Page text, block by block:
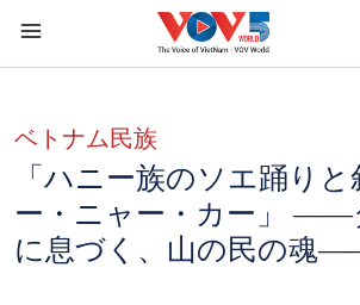
ベトナム民族
「ハニー族のソエ踊り
ー・ニャー・カー」 ――
に息づく、山の民の魂